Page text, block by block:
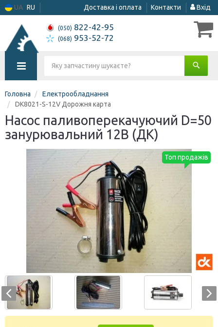
UA RU Доставка і оплата Контакти Вхід
(050) 822-42-95
(068) 953-52-72
Головна
Електрообладнання
DK8021-S-12V Дорожня карта
Насос паливоперекачуючий D=50
занурювальний 12В (ДК)
Топ продажів